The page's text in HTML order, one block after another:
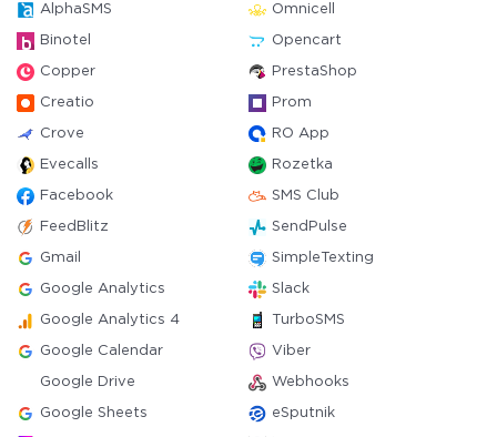
AlphaSMS Omnicell
Binotel Opencart
Copper PrestaShop
Creatio Prom
Crove RO App
Evecalls Rozetka
Facebook SMS Club
FeedBlitz SendPulse
Gmail SimpleTexting
Google Analytics Slack
Google Analytics 4 TurboSMS
Google Calendar Viber
Google Drive Webhooks
Google Sheets eSputnik